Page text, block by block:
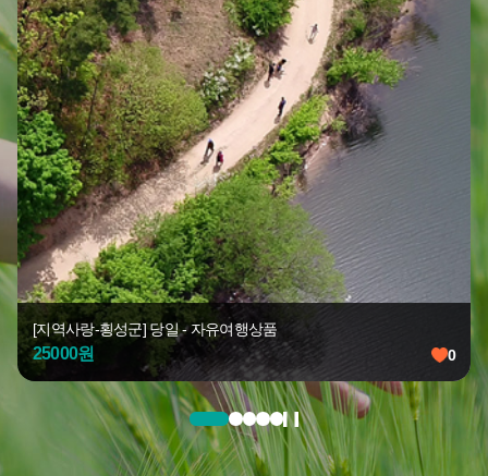
[지역사랑-횡성군] 당일 - 자유여행상품
25000원
찜
한
자
0